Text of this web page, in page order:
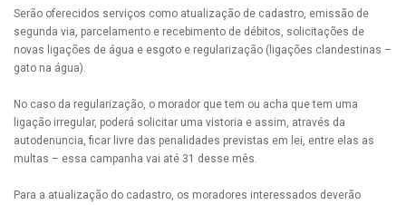
Serão oferecidos serviços como atualização de cadastro, emissão de
segunda via, parcelamento e recebimento de débitos, solicitações de
novas ligações de água e esgoto e regularização (ligações clandestinas –
gato na água).
No caso da regularização, o morador que tem ou acha que tem uma
ligação irregular, poderá solicitar uma vistoria e assim, através da
autodenuncia, ficar livre das penalidades previstas em lei, entre elas as
multas – essa campanha vai até 31 desse mês.
Para a atualização do cadastro, os moradores interessados deverão